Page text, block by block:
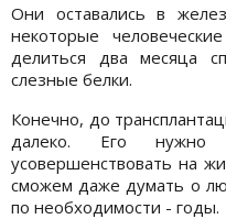
Они оставались в
некоторые
делиться два месяца
слезные белки.
Конечно, до
далеко. Его нужно
усовершенствовать на
сможем даже думать о
по необходимости - годы.